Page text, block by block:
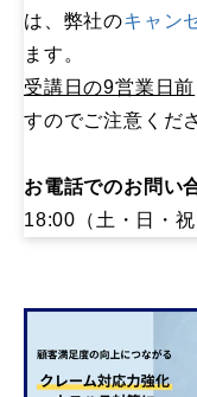
は、弊社のキャン
ます。
受講日の9営業日前
すのでご注意くだ
お電話でのお問い
18:00（土・日・